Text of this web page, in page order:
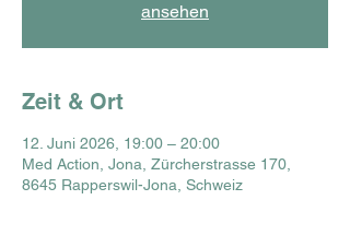
ansehen
Zeit & Ort
12. Juni 2026, 19:00 – 20:00
Med Action, Jona, Zürcherstrasse 170,
8645 Rapperswil-Jona, Schweiz